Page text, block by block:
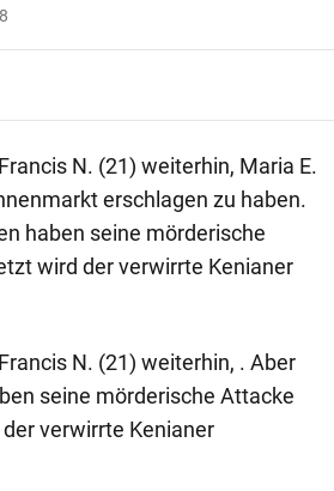
N. (21) weiterhin, Maria E.
erschlagen zu haben.
haben seine mörderische
wird der verwirrte Kenianer
N. (21) weiterhin, . Aber
seine mörderische Attacke
verwirrte Kenianer